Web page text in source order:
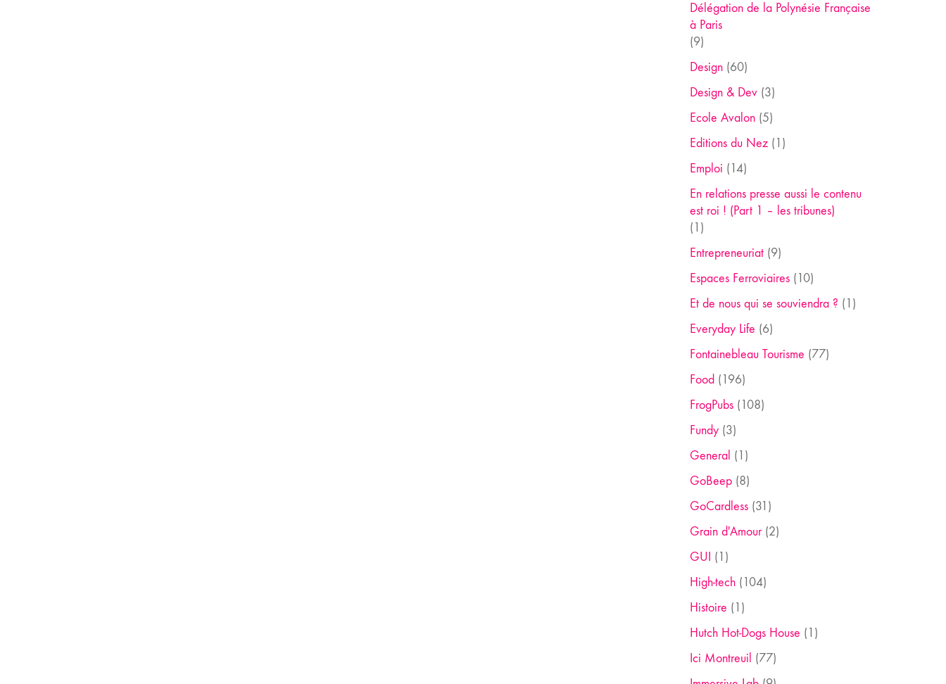
Délégation de la Polynésie Française
à Paris
(9)
Design(60)
Design & Dev(3)
Ecole Avalon(5)
Editions du Nez(1)
Emploi (14)
En relations presse aussi le contenu
est roi ! (Part 1 – les tribunes)
(1)
Entrepreneuriat(9)
Espaces Ferroviaires(10)
Et de nous qui se souviendra ? (1)
Everyday Life (6)
Fontainebleau Tourisme (77)
Food (196)
FrogPubs(108)
Fundy(3)
General (1)
GoBeep(8)
GoCardless(31)
Grain d'Amour(2)
GUI (1)
High-tech(104)
Histoire (1)
Hutch Hot-Dogs House (1)
Ici Montreuil (77)